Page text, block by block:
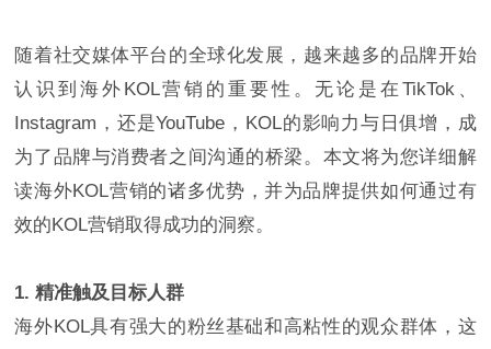
随着社交媒体平台的全球化发展，越来越多的品牌开始
认识到海外KOL营销的重要性。无论是在TikTok、
Instagram，还是YouTube，KOL的影响力与日俱增，成
为了品牌与消费者之间沟通的桥梁。本文将为您详细解
读海外KOL营销的诸多优势，并为品牌提供如何通过有
效的KOL营销取得成功的洞察。
1. 精准触及目标人群
海外KOL具有强大的粉丝基础和高粘性的观众群体，这